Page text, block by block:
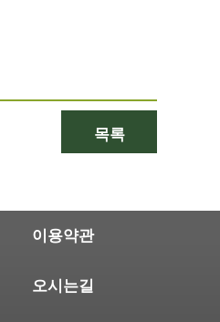
목록
이용약관
오시는길